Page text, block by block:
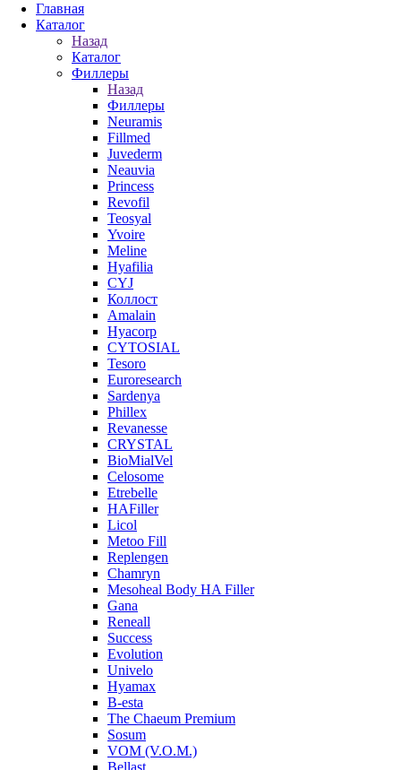
Главная
Каталог
Назад
Каталог
Филлеры
Назад
Филлеры
Neuramis
Fillmed
Juvederm
Neauvia
Princess
Revofil
Teosyal
Yvoire
Meline
Hyafilia
CYJ
Коллост
Amalain
Hyacorp
CYTOSIAL
Tesoro
Euroresearch
Sardenya
Phillex
Revanesse
CRYSTAL
BioMialVel
Celosome
Etrebelle
HAFiller
Licol
Metoo Fill
Replengen
Chamryn
Mesoheal Body HA Filler
Gana
Reneall
Success
Evolution
Univelo
Hyamax
B-esta
The Chaeum Premium
Sosum
VOM (V.O.M.)
Bellast